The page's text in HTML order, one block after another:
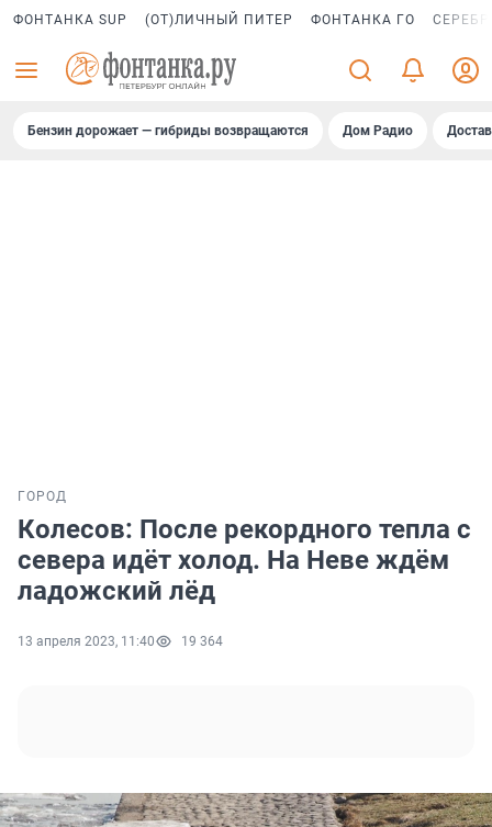
ФОНТАНКА SUP (ОТ)ЛИЧНЫЙ ПИТЕР ФОНТАНКА ГО
Бензин дорожает — гибриды возвращаются Дом Радио
ГОРОД
Колесов: После рекордного тепла с
севера идёт холод. На Неве ждём
ладожский лёд
13 апреля 2023, 11:40 19 364